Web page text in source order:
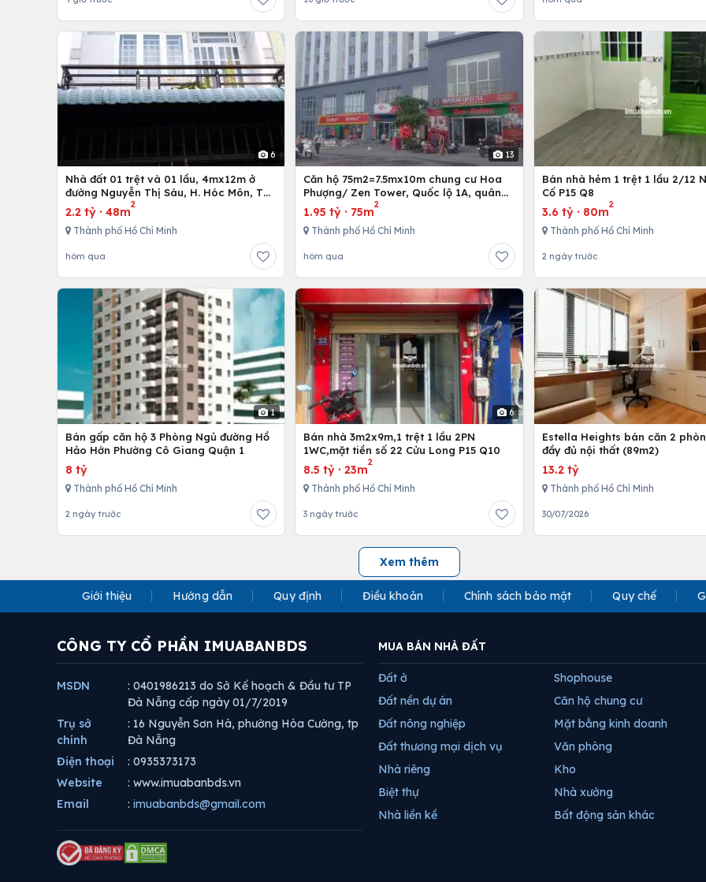
6
Nhà đất 01 trệt và 01 lầu, 4mx12m ở
đường Nguyễn Thị Sáu, H. Hóc Môn, Tp.
Hồ Chí Minh
2.2 tỷ · 48m
2
Thành phố Hồ Chí Minh
hôm qua
13
Căn hộ 75m2=7.5mx10m chung cư Hoa
Phượng/ Zen Tower, Quốc lộ 1A, quân
12,Tp. Hồ Chí Minh, Việt Nam
1.95 tỷ · 75m
2
Thành phố Hồ Chí Minh
hôm qua
Bán nhà hẻm 1 trệt 1 lầu 2/12
Cố P15 Q8
3.6 tỷ· 80m
2
Thành phố Hồ Chí Minh
2 ngày trước
1
Bán gấp căn hộ 3 Phòng Ngủ đường Hồ
Hảo Hớn Phường Cô Giang Quận 1
8 tỷ
Thành phố Hồ Chí Minh
2 ngày trước
6
Bán nhà 3m2x9m,1 trệt 1 lầu 2PN
1WC,mặt tiền số 22 Cửu Long P15 Q10
8.5 tỷ ·23m
2
Thành phố Hồ Chí Minh
3 ngày trước
Estella Heights bán căn 2
đầy đủ nội thất (89m2)
13.2 tỷ
Thành phố Hồ Chí Minh
30/07/2026
Xem thêm
Giới thiệu Hướng dẫn Quy định Điều khoản Chính sách bảo mật Quy chế
CÔNG TY CỔ PHẦN IMUABANBDS
MSDN
: 0401986213 do Sở Kế hoạch & Đầu tư TP
Đà Nẵng cấp ngày 01/7/2019
Trụ sở
chính
: 16 Nguyễn Sơn Hà, phường Hòa Cường, tp
Đà Nẵng
Điện thoại
: 0935373173
Website
: www.imuabanbds.vn
Email
: imuabanbds@gmail.com
MUA BÁN NHÀ ĐẤT
Đất ở
Đất nền dự án
Đất nông nghiệp
Đất thương mại dịch vụ
Nhà riêng
Biệt thự
Nhà liền kề
Shophouse
Căn hộ chung cư
Mặt bằng kinh doanh
Văn phòng
Kho
Nhà xưởng
Bất động sản khác